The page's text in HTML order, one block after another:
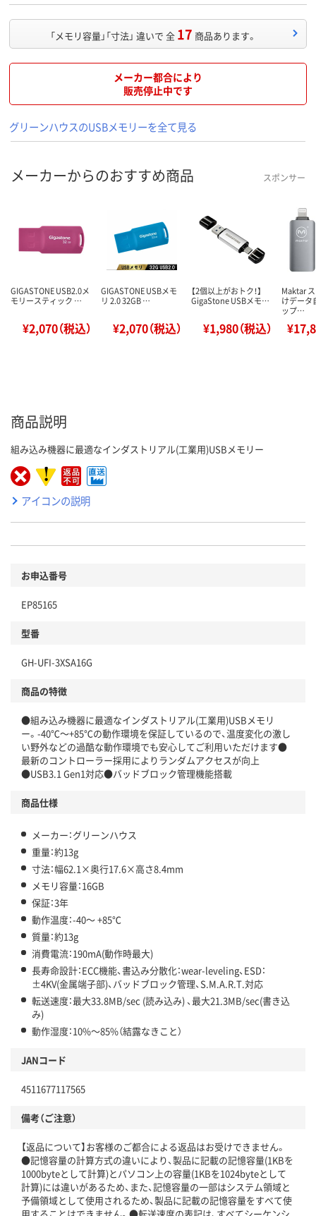
「メモリ容量」「寸法」 違いで 全 17 商品あります。
メーカー都合により
販売停止中です
グリーンハウスのUSBメモリーを全て見る
メーカーからのおすすめ商品 スポンサー
GIGASTONE USB2.0メ
モリースティック …
¥2,070（税込）
GIGASTONE USBメモ
リ 2.0 32GB …
¥2,070（税込）
【2個以上がおトク！】
GigaStone USBメモ…
¥1,980（税込）
Maktar
けデータ
ップ…
商品説明
組み込み機器に最適なインダストリアル(工業用)USBメモリー
アイコンの説明
お申込番号
EP85165
型番
GH-UFI-3XSA16G
商品の特徴
●組み込み機器に最適なインダストリアル(工業用)USBメモリ
ー。-40℃～+85℃の動作環境を保証しているので、温度変化の激し
い野外などの過酷な動作環境でも安心してご利用いただけます●
最新のコントローラー採用によりランダムアクセスが向上
●USB3.1 Gen1対応●バッドブロック管理機能搭載
商品仕様
メーカー：グリーンハウス
重量：約13g
寸法：幅62.1×奥行17.6×高さ8.4mm
メモリ容量：16GB
保証：3年
動作温度：-40～ +85℃
質量：約13g
消費電流：190mA(動作時最大)
長寿命設計：ECC機能、書込み分散化：wear-leveling、ESD：
±4KV(金属端子部)、バッドブロック管理、S.M.A.R.T.対応
転送速度：最大33.8MB/sec (読み込み) 、最大21.3MB/sec(書き込
み)
動作湿度：10%～85%（結露なきこと）
JANコード
4511677117565
備考（ご注意）
【返品について】お客様のご都合による返品はお受けできません。
●記憶容量の計算方式の違いにより、製品に記載の記憶容量(1KBを
1000byteとして計算)とパソコン上の容量(1KBを1024byteとして
計算)には違いがあるため、また、記憶容量の一部はシステム領域と
予備領域として使用されるため、製品に記載の記憶容量をすべて使